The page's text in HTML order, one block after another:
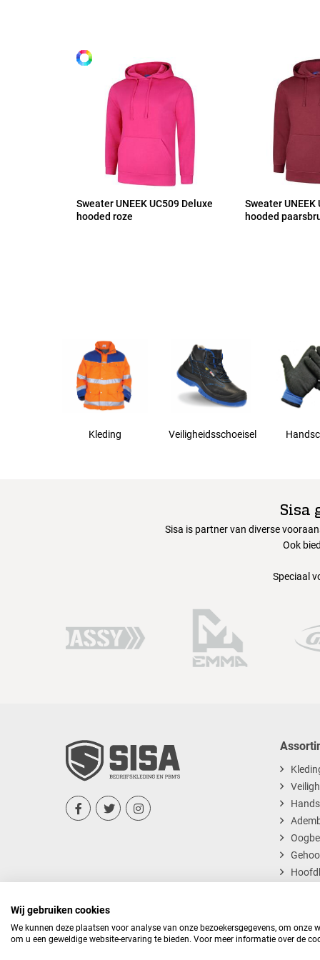
2XL
Sweater UNEEK UC509 Deluxe
hooded roze
Sweater UNEEK
hooded
Kleding Veiligheidsschoeisel
Sisa
Sisa is partner van diverse
Ook
Speciaal
  
Wij gebruiken cookies
We kunnen deze plaatsen voor analyse van onze bezoekersgegevens, om onze
om u een geweldige website-ervaring te bieden. Voor meer informatie over de